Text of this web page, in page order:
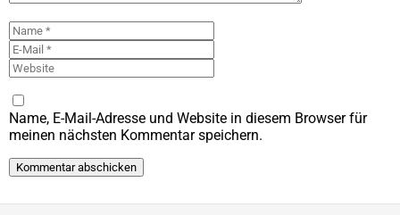
Name
Mail
Name, E-Mail-Adresse und Website in diesem Browser für
meinen nächsten Kommentar speichern.